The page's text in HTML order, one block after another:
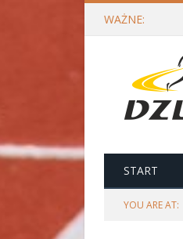
WAŻNE:
START
YOU ARE AT: